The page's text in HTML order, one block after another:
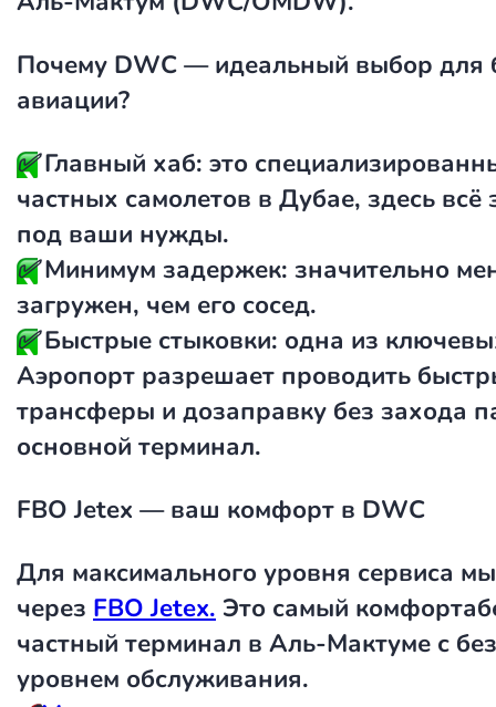
Почему DWC — идеальный выбор для
авиации?
✅Главный хаб: это
частных самолетов в Дубае, здесь всё
под ваши нужды.
✅Минимум задержек: значительно
загружен, чем его сосед.
✅Быстрые стыковки: одна из
Аэропорт разрешает проводить
трансферы и дозаправку без захода
основной терминал.
FBO Jetex — ваш комфорт в DWC
Для максимального уровня сервиса
через FBO Jetex. Это самый
частный терминал в Аль-Мактуме с
уровнем обслуживания.